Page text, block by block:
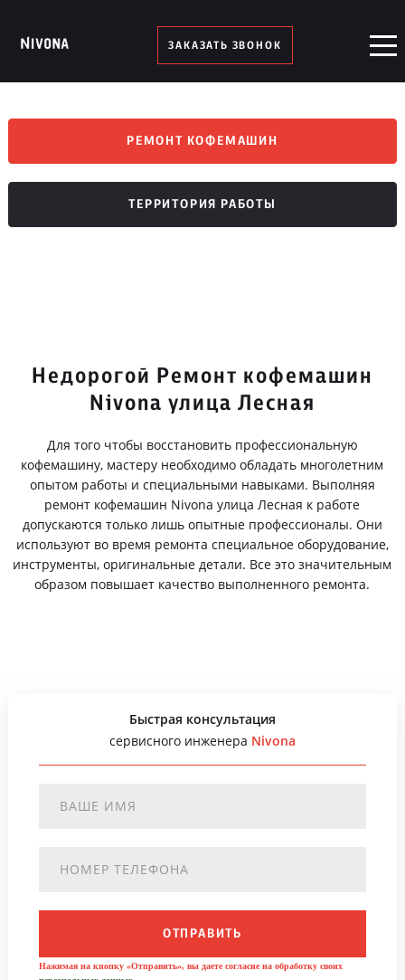
ЗАКАЗАТЬ ЗВОНОК
РЕМОНТ КОФЕМАШИН
ТЕРРИТОРИЯ РАБОТЫ
Недорогой Ремонт кофемашин
Nivona улица Лесная
Для того чтобы восстановить профессиональную
кофемашину, мастеру необходимо обладать многолетним
опытом работы и специальными навыками. Выполняя
ремонт кофемашин Nivona улица Лесная к работе
допускаются только лишь опытные профессионалы. Они
используют во время ремонта специальное оборудование,
инструменты, оригинальные детали. Все это значительным
образом повышает качество выполненного ремонта.
Быстрая консультация
сервисного инженера Nivona
ОТПРАВИТЬ
Нажимая на кнопку «Отправить», вы даете согласие на обработку своих